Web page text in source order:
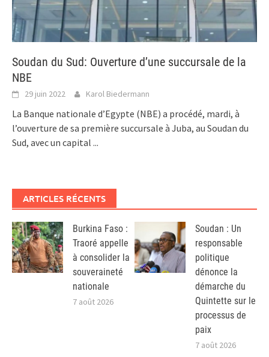
Soudan du Sud: Ouverture d’une succursale de la
NBE
29 juin 2022 Karol Biedermann
La Banque nationale d’Egypte (NBE) a procédé, mardi, à
l’ouverture de sa première succursale à Juba, au Soudan du
Sud, avec un capital ...
ARTICLES RÉCENTS
Burkina Faso :
Traoré appelle
à consolider la
souveraineté
nationale
7 août 2026
Soudan : Un
responsable
politique
dénonce la
démarche du
Quintette sur le
processus de
paix
7 août 2026